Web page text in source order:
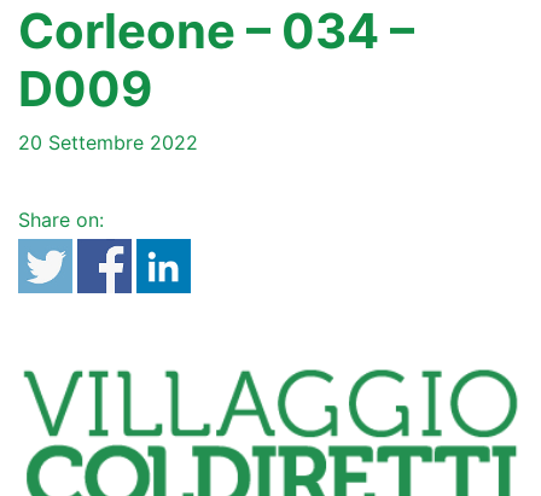
Corleone – 034 –
D009
20 Settembre 2022
Share on: